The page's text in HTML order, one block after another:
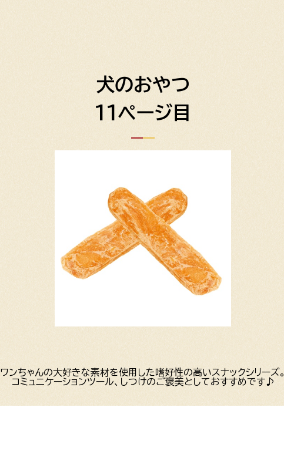
犬のおやつ
11ページ目
ワンちゃんの大好きな素材を使用した嗜好性の高いスナックシリーズ。
コミュニケーションツール、しつけのご褒美としておすすめです♪